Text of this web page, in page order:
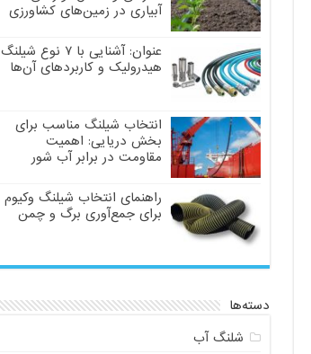
آبیاری در زمین‌های کشاورزی
عنوان: آشنایی با ۷ نوع شیلنگ
هیدرولیک و کاربردهای آن‌ها
انتخاب شیلنگ مناسب برای
بخش دریایی: اهمیت
مقاومت در برابر آب شور
راهنمای انتخاب شیلنگ وکیوم
برای جمع‌آوری برگ و چمن
دسته‌ها
شلنگ آب